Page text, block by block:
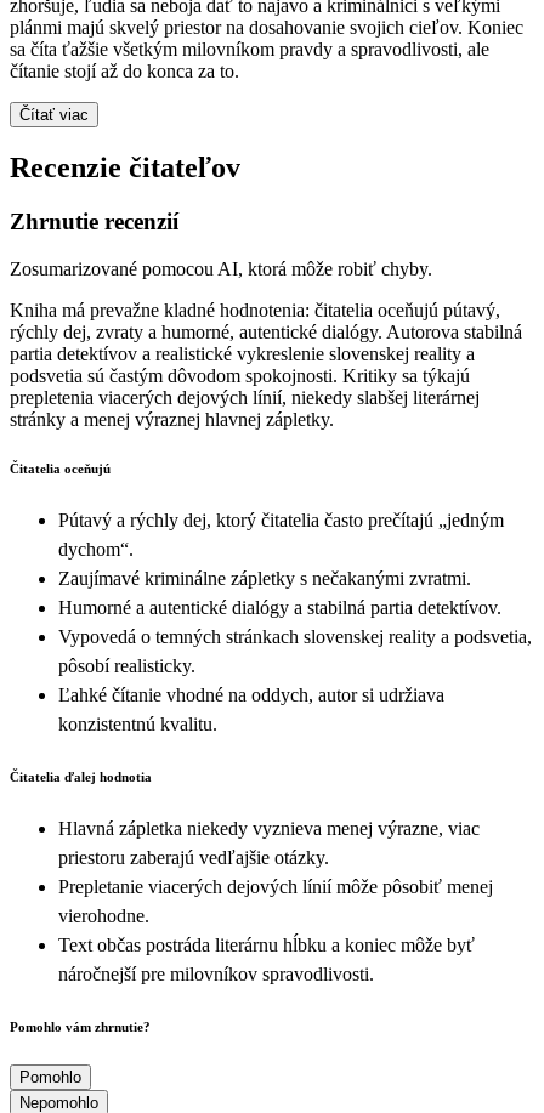
zhoršuje, ľudia sa neboja dať to najavo a kriminálnici s veľkými
plánmi majú skvelý priestor na dosahovanie svojich cieľov. Koniec
sa číta ťažšie všetkým milovníkom pravdy a spravodlivosti, ale
čítanie stojí až do konca za to.
Čítať viac
Recenzie čitateľov
Zhrnutie recenzií
Zosumarizované pomocou AI, ktorá môže robiť chyby.
Kniha má prevažne kladné hodnotenia: čitatelia oceňujú pútavý,
rýchly dej, zvraty a humorné, autentické dialógy. Autorova stabilná
partia detektívov a realistické vykreslenie slovenskej reality a
podsvetia sú častým dôvodom spokojnosti. Kritiky sa týkajú
prepletenia viacerých dejových línií, niekedy slabšej literárnej
stránky a menej výraznej hlavnej zápletky.
Čitatelia oceňujú
Pútavý a rýchly dej, ktorý čitatelia často prečítajú „jedným
dychom“.
Zaujímavé kriminálne zápletky s nečakanými zvratmi.
Humorné a autentické dialógy a stabilná partia detektívov.
Vypovedá o temných stránkach slovenskej reality a podsvetia,
pôsobí realisticky.
Ľahké čítanie vhodné na oddych, autor si udržiava
konzistentnú kvalitu.
Čitatelia ďalej hodnotia
Hlavná zápletka niekedy vyznieva menej výrazne, viac
priestoru zaberajú vedľajšie otázky.
Prepletanie viacerých dejových línií môže pôsobiť menej
vierohodne.
Text občas postráda literárnu hĺbku a koniec môže byť
náročnejší pre milovníkov spravodlivosti.
Pomohlo vám zhrnutie?
Pomohlo
Nepomohlo